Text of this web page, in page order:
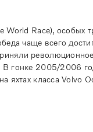
World Race), особых
чаще всего
В гонке 2005/2006
яхтах класса Volvo